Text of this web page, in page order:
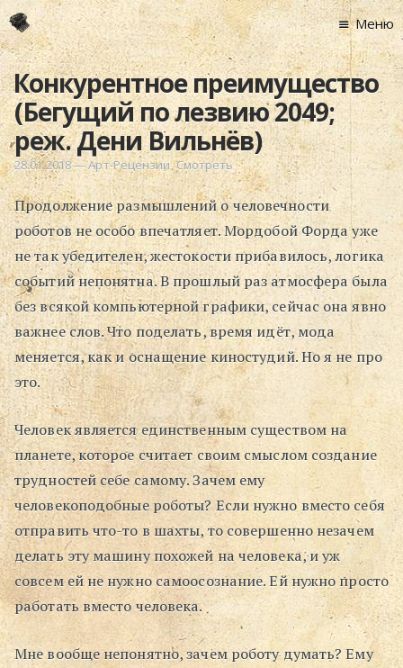
Главная
Новости
Графоманство
* Автотекст
*
* Хронограф
Арт-Рецензии
* Слушать
* Смотреть
* Читать
* По жизни
Блог
Поиск
Меню
Конкурентное преимущество
(Бегущий по лезвию 2049;
реж. Дени Вильнёв)
28.01.2018—Арт-Рецензии,Смотреть
Продолжение размышлений о человечности
роботов не особо впечатляет. Мордобой Форда уже
не так убедителен, жестокости прибавилось, логика
событий непонятна. В прошлый раз атмосфера была
без всякой компьютерной графики, сейчас она явно
важнее слов. Что поделать, время идёт, мода
меняется, как и оснащение киностудий. Но я не про
это.
Человек является единственным существом на
планете, которое считает своим смыслом создание
трудностей себе самому. Зачем ему
человекоподобные роботы? Если нужно вместо себя
отправить что-то в шахты, то совершенно незачем
делать эту машину похожей на человека, и уж
совсем ей не нужно самоосознание. Ей нужно просто
работать вместо человека.
Мне вообще непонятно, зачем роботу думать? Ему